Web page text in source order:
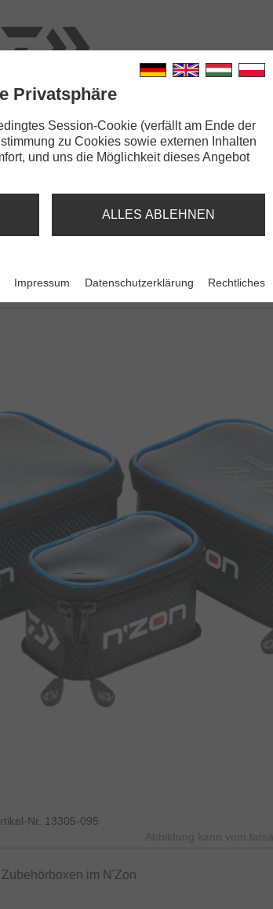
Set | XL-Size
Nr. 13305-095
Abbildung kann vom
im N'Zon
Privatsphäre
Session-Cookie (verfällt am Ende der
zu Cookies sowie externen Inhalten
und uns die Möglichkeit dieses Angebot
ALLES ABLEHNEN
Impressum Datenschutzerklärung Rechtliches